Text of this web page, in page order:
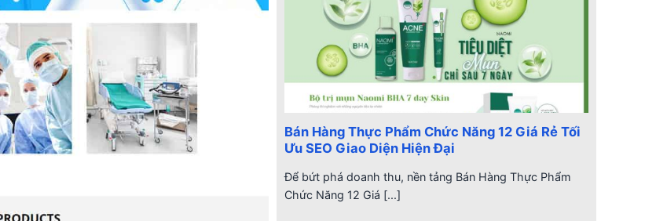
Bán Hàng Thực Phẩm Chức Năng 12 Giá Rẻ Tối
Ưu SEO Giao Diện Hiện Đại
Để bứt phá doanh thu, nền tảng Bán Hàng Thực Phẩm
Chức Năng 12 Giá [...]